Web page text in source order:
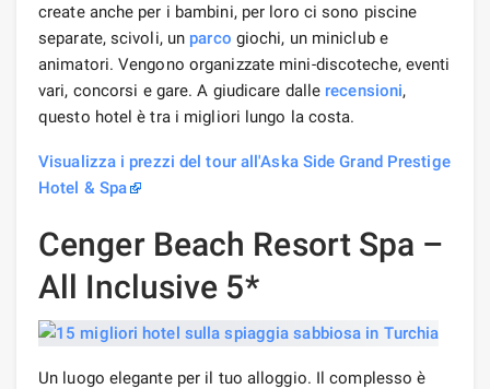
create anche per i bambini, per loro ci sono piscine
separate, scivoli, un parco giochi, un miniclub e
animatori. Vengono organizzate mini-discoteche, eventi
vari, concorsi e gare. A giudicare dalle recensioni,
questo hotel è tra i migliori lungo la costa.
Visualizza i prezzi del tour all'Aska Side Grand Prestige
Hotel & Spa
Cenger Beach Resort Spa –
All Inclusive 5*
Un luogo elegante per il tuo alloggio. Il complesso è